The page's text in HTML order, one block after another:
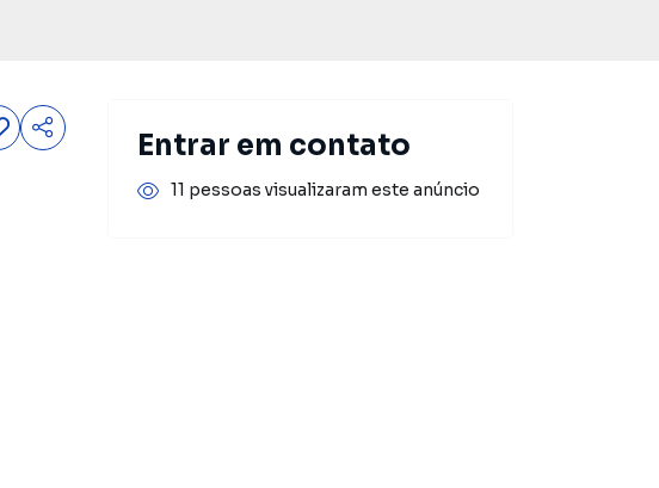
Entrar em contato
11 pessoas visualizaram este anúncio